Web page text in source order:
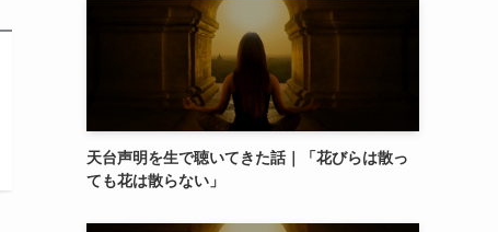
天台声明を生で聴いてきた話｜「花びらは散っ
ても花は散らない」